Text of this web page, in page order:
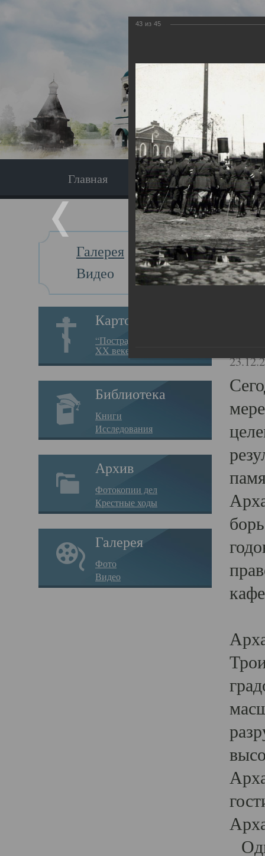
Главная Экскурсия
Галерея
Видео
Картотека
“Пострадавшие за веру в
XX веке на Севере”
Библиотека
Книги
Исследования
Архив
Фотокопии дел
Крестные ходы
Галерея
Фото
Видео
Главная
43 из 45